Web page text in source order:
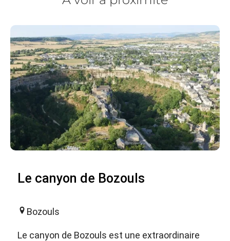
Le canyon de Bozouls
Bozouls
Le canyon de Bozouls est une extraordinaire